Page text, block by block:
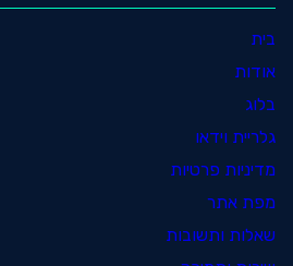
בית
אודות
בלוג
גלריית וידאו
מדיניות פרטיות
מפת אתר
שאלות ותשובות